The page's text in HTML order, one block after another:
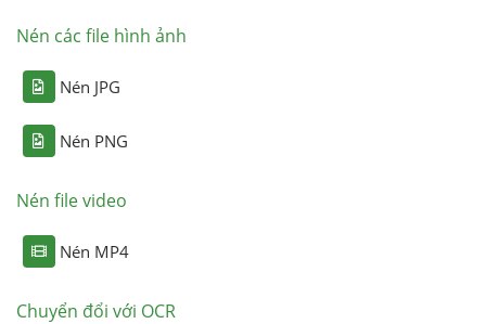
Nén các file hình ảnh
Nén JPG
Nén PNG
Nén file video
Nén MP4
Chuyển đổi với OCR